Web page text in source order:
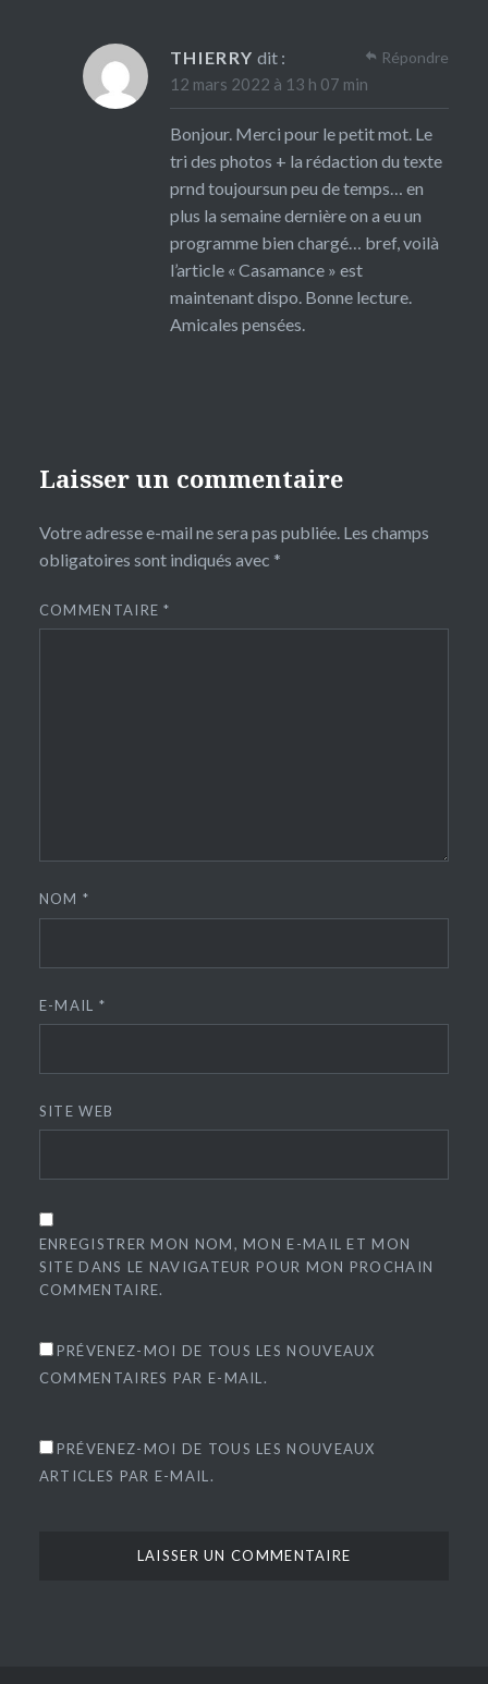
THIERRY dit :
12 mars 2022 à 13 h 07 min
Bonjour. Merci pour le petit mot. Le
tri des photos + la rédaction du texte
prnd toujoursun peu de temps… en
plus la semaine dernière on a eu un
programme bien chargé… bref, voilà
l’article « Casamance » est
maintenant dispo. Bonne lecture.
Amicales pensées.
Répondre
Laisser un commentaire
Votre adresse e-mail ne sera pas publiée. Les champs
obligatoires sont indiqués avec *
COMMENTAIRE*
NOM*
E-MAIL *
SITE WEB
ENREGISTRER MON NOM, MON E-MAIL ET MON
SITE DANS LE NAVIGATEUR POUR MON PROCHAIN
COMMENTAIRE.
PRÉVENEZ-MOI DE TOUS LES NOUVEAUX
COMMENTAIRES PAR E-MAIL.
PRÉVENEZ-MOI DE TOUS LES NOUVEAUX
ARTICLES PAR E-MAIL.